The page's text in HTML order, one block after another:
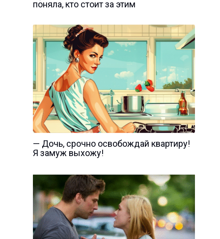
поняла, кто стоит за этим
— Дочь, срочно освобождай квартиру!
Я замуж выхожу!